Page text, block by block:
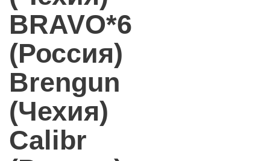
BRAVO*6
(Россия)
Brengun
(Чехия)
Calibr